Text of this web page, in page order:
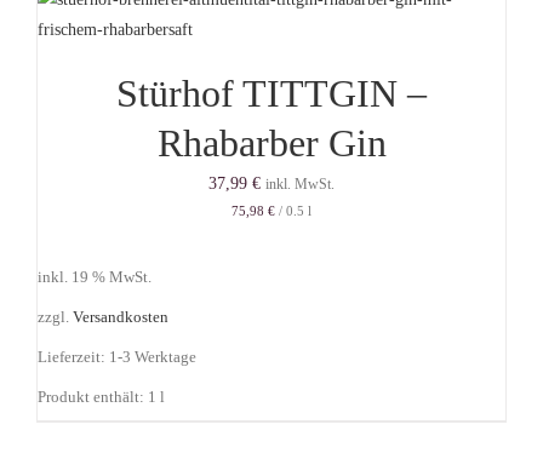
Stürhof TITTGIN –
Rhabarber Gin
37,99 € inkl. MwSt.
75,98 € / 0.5 l
inkl. 19 % MwSt.
zzgl. Versandkosten
Lieferzeit: 1-3 Werktage
Produkt enthält: 1 l